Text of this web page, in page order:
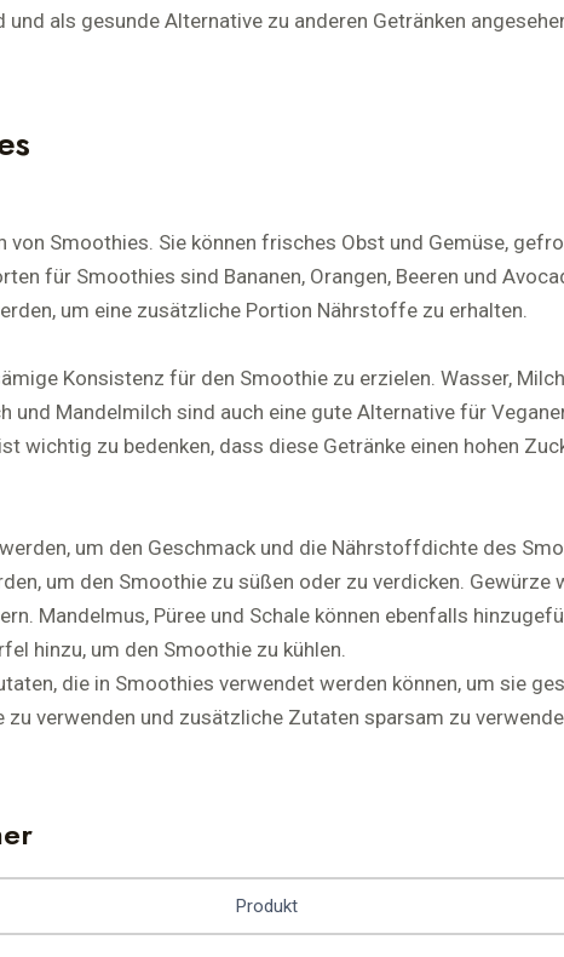
als gesunde Alternative zu anderen Getränken
von Smoothies. Sie können frisches Obst und Gemüse,
für Smoothies sind Bananen, Orangen, Beeren und
um eine zusätzliche Portion Nährstoffe zu erhalten.
Konsistenz für den Smoothie zu erzielen. Wasser,
Mandelmilch sind auch eine gute Alternative für
wichtig zu bedenken, dass diese Getränke einen hohen
um den Geschmack und die Nährstoffdichte des
um den Smoothie zu süßen oder zu verdicken. Gewürze
Mandelmus, Püree und Schale können ebenfalls
hinzu, um den Smoothie zu kühlen.
die in Smoothies verwendet werden können, um sie
verwenden und zusätzliche Zutaten sparsam zu
Produkt